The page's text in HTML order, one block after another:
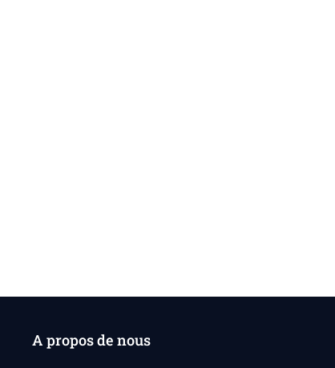
A propos de nous